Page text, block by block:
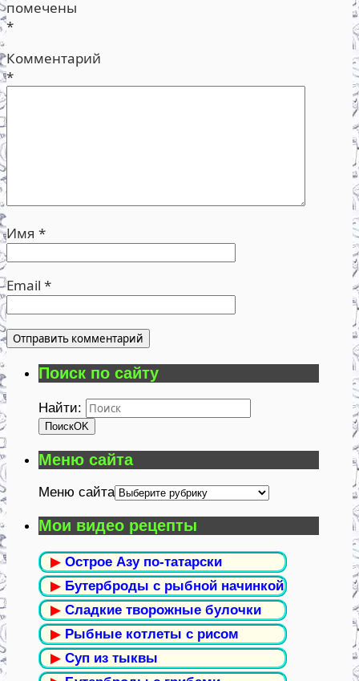
помечены
*
Комментарий
*
Имя *
Email *
Поиск по сайту
Найти:
ПоискOK
Меню сайта
Меню сайта
Мои видео рецепты
▶ Острое Азу по-татарски
▶ Бутерброды с рыбной начинкой
▶ Сладкие творожные булочки
▶ Рыбные котлеты с рисом
▶ Суп из тыквы